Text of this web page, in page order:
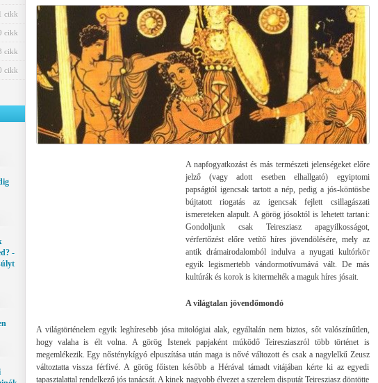
cikk
cikk
cikk
cikk
-
A napfogyatkozást és más természeti jelenségeket előre
jelző (vagy adott esetben elhallgató) egyiptomi
papságtól igencsak tartott a nép, pedig a jós-köntösbe
bújtatott riogatás az igencsak fejlett csillagászati
ismereteken alapult. A görög jósoktól is lehetett tartani:
Gondoljunk csak Teiresziasz apagyilkosságot,
vérfertőzést előre vetítő híres jövendölésére, mely az
antik drámairodalomból indulva a nyugati kultórkör
egyik legismertebb vándormotívumává vált. De más
kultúrák és korok is kitermelték a maguk híres jósait.
A világtalan jövendőmondó
A világtörténelem egyik leghíresebb jósa mitológiai alak, egyáltalán nem biztos, sőt valószínűtlen,
hogy valaha is élt volna. A görög Istenek papjaként múködő Teiresziaszról több történet is
megemlékezik. Egy nősténykígyó elpuszítása után maga is nővé változott és csak a nagylelkű Zeusz
változtatta vissza férfivé. A görög főisten később a Hérával támadt vitájában kérte ki az egyedi
tapasztalattal rendelkező jós tanácsát. A kinek nagyobb élvezet a szerelem disputát Teiresziasz döntötte